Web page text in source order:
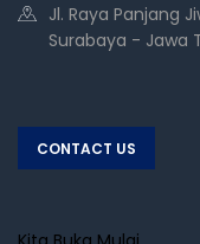
Jl. Raya Panjang
Surabaya - Jawa
CONTACT US